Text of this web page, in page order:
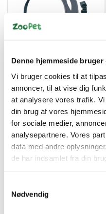
Denne hjemmeside bruger
Vi bruger cookies til at
annoncer, til at vise dig
at analysere vores trafik.
din brug af vores
for sociale medier,
analysepartnere. Vores
data med andre
de har indsamlet fra din
Nødvendig
4011905234922
Løbetidsbukser str.2
sort S-M 32-39cm
DKK 59,95
DKK 47,96 ekskl. moms
Køb nu
På lager